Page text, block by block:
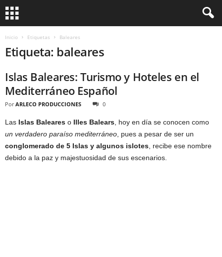
Inicio Etiquetas Baleares
Etiqueta: baleares
Islas Baleares: Turismo y Hoteles en el
Mediterráneo Español
Por ARLECO PRODUCCIONES 0
Las Islas Baleares o Illes Balears , hoy en día se conocen como
un verdadero paraíso mediterráneo , pues a pesar de ser un
conglomerado de 5 Islas y algunos islotes , recibe ese nombre
debido a la paz y majestuosidad de sus escenarios.